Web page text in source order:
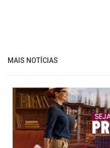
MAIS NOTÍCIAS